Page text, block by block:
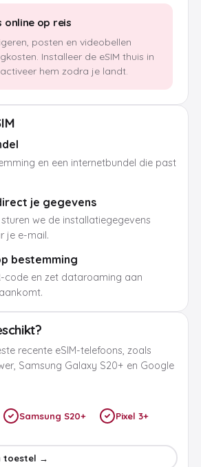
online op reis
posten en videobellen
Installeer de eSIM thuis in
hem zodra je landt.
en een internetbundel die past
je gegevens
we de installatiegegevens
je e-mail.
bestemming
code en zet dataroaming aan
recente eSIM-telefoons, zoals
Samsung Galaxy S20+ en Google
Samsung S20+ Pixel 3+
toestel →